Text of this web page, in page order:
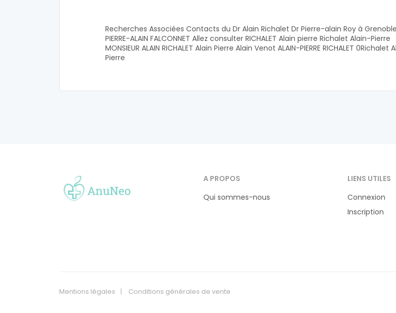
Recherches Associées Contacts du Dr Alain Richalet Dr Pierre-alain Roy à Grenoble
PIERRE-ALAIN FALCONNET Allez consulter RICHALET Alain pierre Richalet Alain-Pierre
MONSIEUR ALAIN RICHALET Alain Pierre Alain Venot ALAIN-PIERRE RICHALET 0Richalet
Pierre
A PROPOS
Qui sommes-nous
LIENS UTILES
Connexion
Inscription
Mentions légales Conditions générales de vente